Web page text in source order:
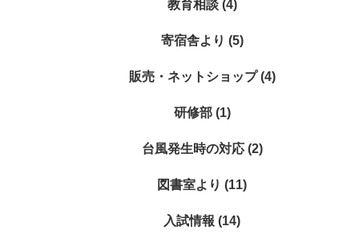
教育相談 (4)
寄宿舎より (5)
販売・ネットショップ (4)
研修部 (1)
台風発生時の対応 (2)
図書室より (11)
入試情報 (14)